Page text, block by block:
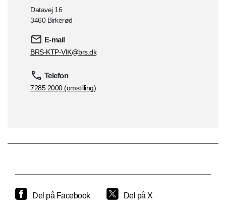
Datavej 16
3460 Birkerød
E-mail
BRS-KTP-VIK@brs.dk
Telefon
7285 2000 (omstilling)
Del på Facebook Del på X